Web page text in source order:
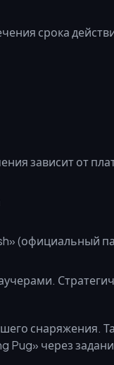
срока
зависит от
(официальный
снаряжения.
Pug» через